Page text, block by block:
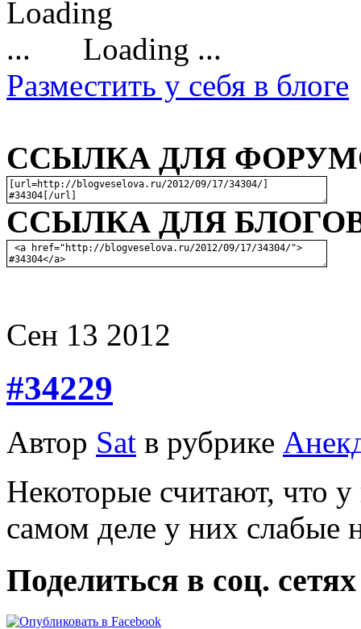
Loading ...
Разместить у себя в блоге
ССЫЛКА ДЛЯ
ССЫЛКА ДЛЯ БЛОГОВ
Сен 13 2012
#34229
Автор Sat в рубрике
Hекотоpые считают, что
самом деле у них слабые
Поделиться в соц. сетях